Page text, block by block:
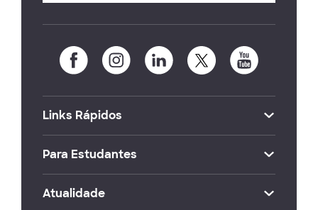
Links Rápidos
Para Estudantes
Atualidade